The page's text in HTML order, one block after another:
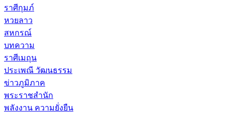
ราศีกุมภ์
หวยลาว
สหกรณ์
บทความ
ราศีเมถุน
ประเพณี วัฒนธรรม
ข่าวภูมิภาค
พระราชสำนัก
พลังงาน ความยั่งยืน